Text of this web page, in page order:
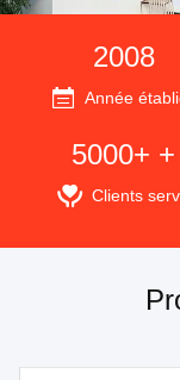
2008
Année
5000+ +
Clients